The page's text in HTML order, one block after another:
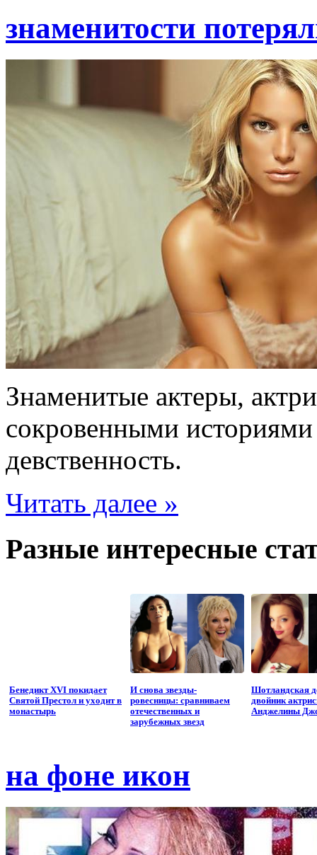
знаменитости
Знаменитые актеры,
сокровенными
девственность.
Читать далее »
Разные интересные
Бенедикт XVI покидает
Святой Престол и уходит в
монастырь
И снова звезды-
ровесницы: сравниваем
отечественных и
зарубежных звезд
Шотландская
двойник
Анджелины
на фоне икон